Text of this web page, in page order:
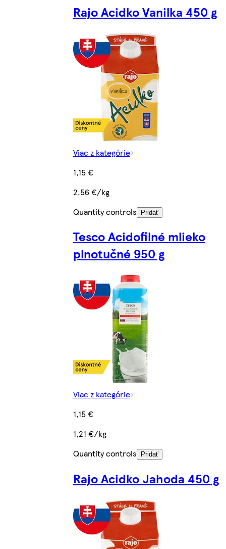
Rajo Acidko Vanilka 450 g
Viac z kategórie
1,15 €
2,56 €/kg
Quantity controls
Pridať
Tesco Acidofilné mlieko
plnotučné 950 g
Viac z kategórie
1,15 €
1,21 €/kg
Quantity controls
Pridať
Rajo Acidko Jahoda 450 g